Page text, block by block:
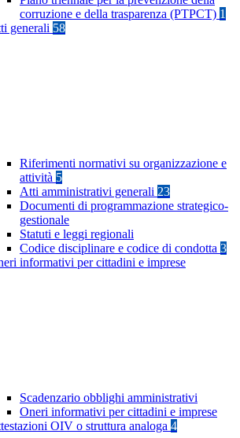
corruzione e della trasparenza (PTPCT) 1
generali 58
Riferimenti normativi su organizzazione e
attività 5
Atti amministrativi generali 23
Documenti di programmazione strategico-
gestionale
Statuti e leggi regionali
Codice disciplinare e codice di condotta 3
informativi per cittadini e imprese
Scadenzario obblighi amministrativi
Oneri informativi per cittadini e imprese
OIV o struttura analoga 4